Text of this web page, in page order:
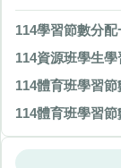
114學習節數分
114資源班學生
114體育班學習
114體育班學習